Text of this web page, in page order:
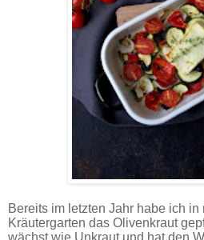
Bereits im letzten Jahr habe ich in
Kräutergarten das Olivenkraut
wächst wie Unkraut und hat den